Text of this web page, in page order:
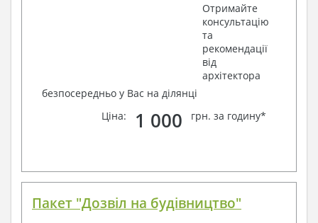
Отримайте
консультацію
та
рекомендації
від
архітектора
безпосередньо у Вас на ділянці
Ціна:
1 000 грн. за годину*
Пакет "Дозвіл на будівництво"